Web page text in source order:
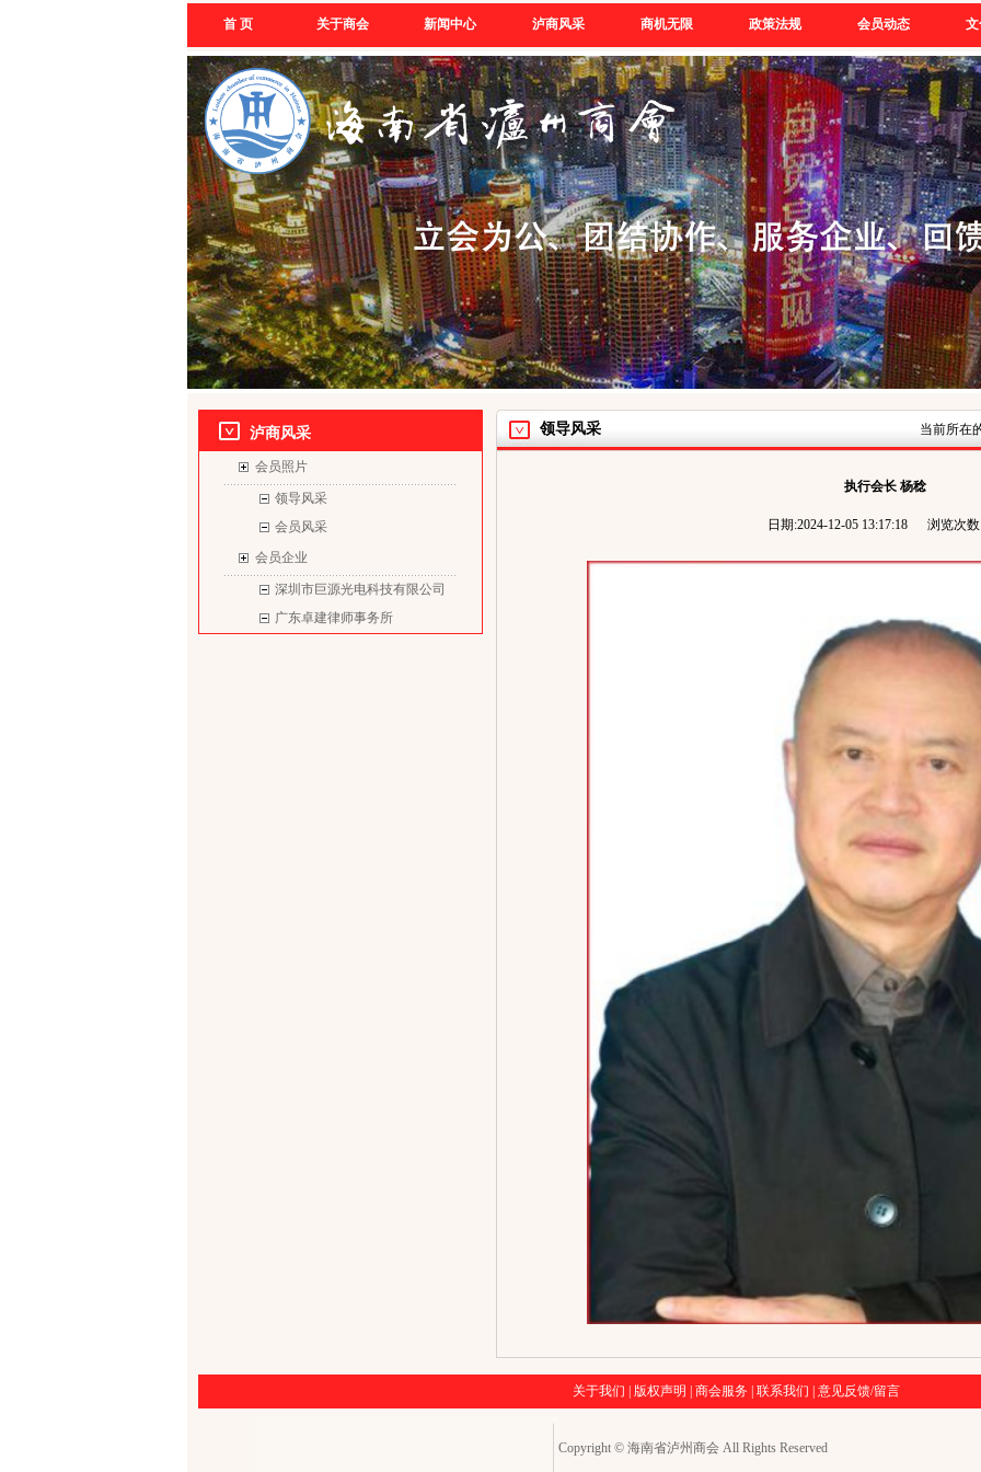
首 页 关于商会 新闻中心 泸商风采 商机无限 政策法规 会员动态
泸商风采
会员照片
领导风采
会员风采
会员企业
深圳市巨源光电科技有限公司
广东卓建律师事务所
领导风采 当前所在
执行会长 杨稔
日期:2024-12-05 13:17:18 浏览次数
关于我们 版权声明 商会服务 联系我们 意见反馈/留言
Copyright © 海南省泸州商会 All Rights Reserved